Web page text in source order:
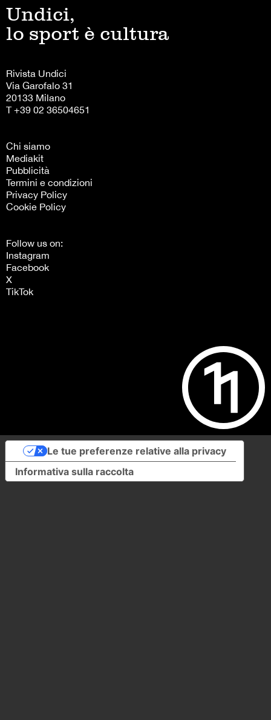
Undici,
lo sport è cultura
Rivista Undici
Via Garofalo 31
20133 Milano
T +39 02 36504651
Chi siamo
Mediakit
Pubblicità
Termini e condizioni
Privacy Policy
Cookie Policy
Follow us on:
Instagram
Facebook
X
TikTok
Informativa sulla raccolta
Le tue preferenze relative alla privacy